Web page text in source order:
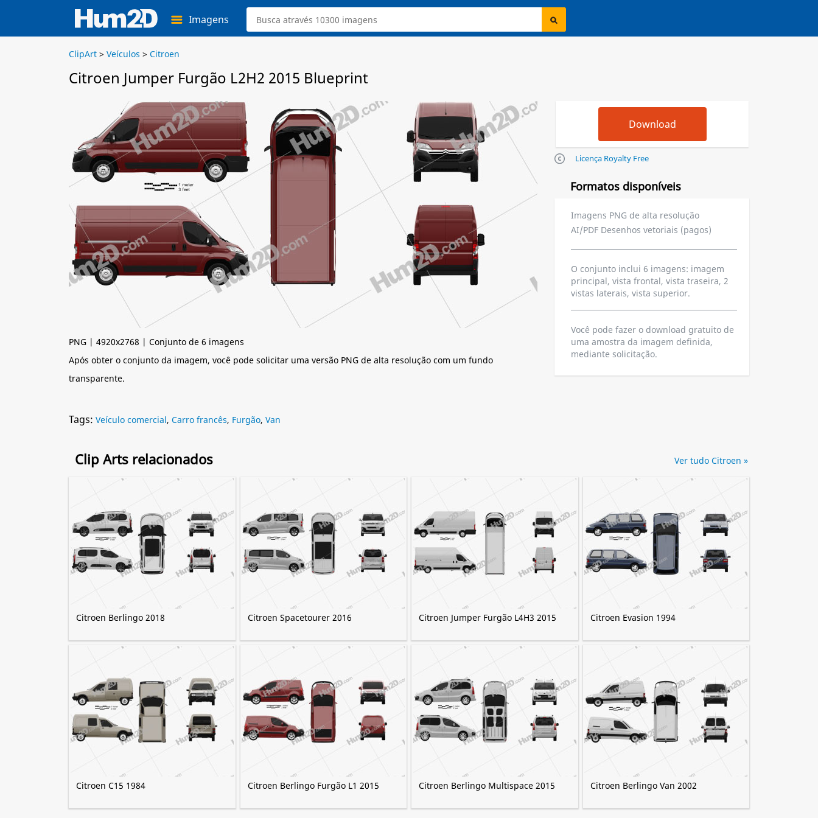
Imagens
ClipArt > Veículos > Citroen
Citroen Jumper Furgão L2H2 2015 Blueprint
PNG | 4920x2768 | Conjunto de 6 imagens
Após obter o conjunto da imagem, você pode solicitar uma versão PNG de alta resolução com um fundo
transparente.
Licença Royalty Free
Formatos disponíveis
Imagens PNG de alta resolução
AI/PDF Desenhos vetoriais (pagos)
O conjunto inclui 6 imagens: imagem
principal, vista frontal, vista traseira, 2
vistas laterais, vista superior.
Você pode fazer o download gratuito de
uma amostra da imagem definida,
mediante solicitação.
Tags: Veículo comercial, Carro francês, Furgão, Van
Clip Arts relacionados
Citroen Berlingo 2018 Citroen Spacetourer 2016 Citroen Jumper Furgão L4H3 2015 Citroen Evasion 1994
Citroen C15 1984 Citroen Berlingo Furgão L1 2015 Citroen Berlingo Multispace 2015 Citroen Berlingo Van 2002
Ver tudo Citroen »